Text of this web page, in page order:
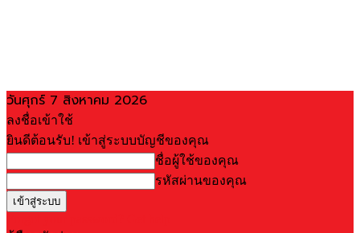
วันศุกร์ 7 สิงหาคม 2026
ลงชื่อเข้าใช้
ยินดีต้อนรับ! เข้าสู่ระบบบัญชีของคุณ
ชื่อผู้ใช้ของคุณ
รหัสผ่านของคุณ